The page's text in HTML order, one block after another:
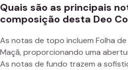
Quais são as principais
composição desta Deo
As notas de topo incluem Folha
Maçã, proporcionando uma
As notas de fundo trazem a